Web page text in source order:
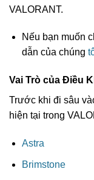
VALORANT.
Nếu bạn muốn
dẫn của chúng
Vai Trò của Điều
Trước khi đi sâu
hiện tại trong
Astra
Brimstone